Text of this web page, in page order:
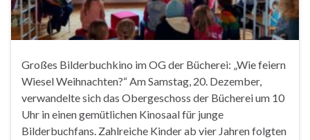
Großes Bilderbuchkino im OG der Bücherei: „Wie feiern
Wiesel Weihnachten?“ Am Samstag, 20. Dezember,
verwandelte sich das Obergeschoss der Bücherei um 10
Uhr in einen gemütlichen Kinosaal für junge
Bilderbuchfans. Zahlreiche Kinder ab vier Jahren folgten